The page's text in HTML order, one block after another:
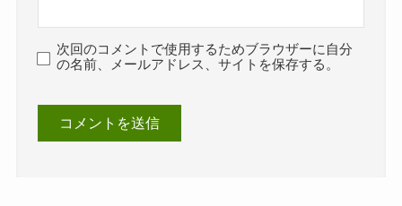
次回のコメントで使用するためブラウザーに自分
の名前、メールアドレス、サイトを保存する。